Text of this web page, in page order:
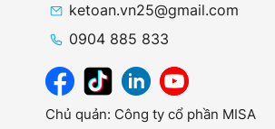
ketoan.vn25@gmail.com
0904 885 833
Chủ quản: Công ty cổ phần MISA